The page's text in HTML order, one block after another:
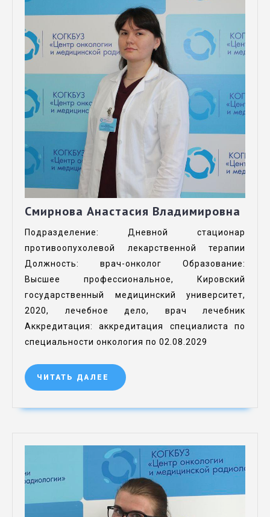
Смирнова Анастасия Владимировна
Подразделение: Дневной стационар
противоопухолевой лекарственной терапии
Должность: врач-онколог Образование:
Высшее профессиональное, Кировский
государственный медицинский университет,
2020, лечебное дело, врач лечебник
Аккредитация: аккредитация специалиста по
специальности онкология по 02.08.2029
ЧИТАТЬ ДАЛЕЕ